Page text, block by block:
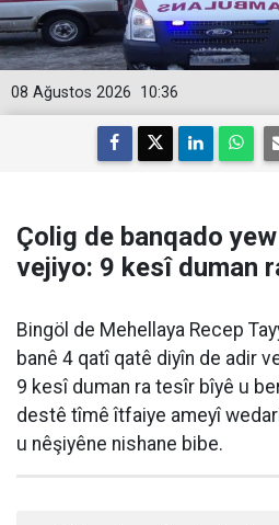
10:36
08 Ağustos 2026
Çolig de banqado
vejiyo: 9 kesî duman
Bingöl de Mehellaya Recep
banê 4 qatî qatê diyîn de adir
9 kesî duman ra tesîr bîyê u
destê tîmê îtfaiye ameyî
u nêşiyêne nishane bibe.